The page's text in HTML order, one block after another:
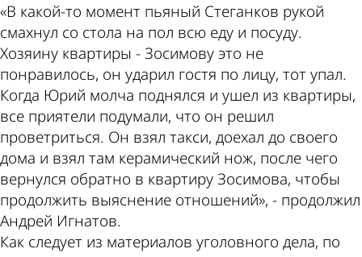
«В какой-то момент пьяный Стеганков рукой
смахнул со стола на пол всю еду и посуду.
Хозяину квартиры - Зосимову это не
понравилось, он ударил гостя по лицу, тот упал.
Когда Юрий молча поднялся и ушел из квартиры,
все приятели подумали, что он решил
проветриться. Он взял такси, доехал до своего
дома и взял там керамический нож, после чего
вернулся обратно в квартиру Зосимова, чтобы
продолжить выяснение отношений», - продолжил
Андрей Игнатов.
Как следует из материалов уголовного дела, по